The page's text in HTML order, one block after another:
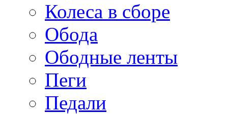
Колеса в сборе
Обода
Ободные ленты
Пеги
Педали